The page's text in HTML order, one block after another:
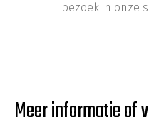
bezoek in onze
Meer informatie of